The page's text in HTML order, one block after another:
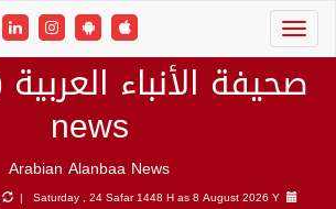
news
Arabian Alanbaa News
Saturday , 24 Safar 1448 H as8 August 2026 Y |